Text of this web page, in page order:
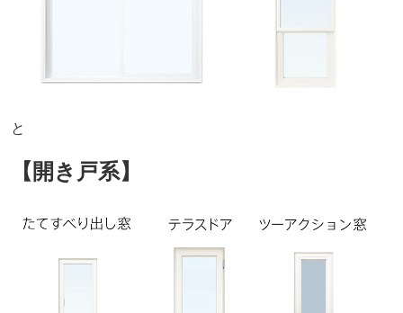
と
【開き戸系】